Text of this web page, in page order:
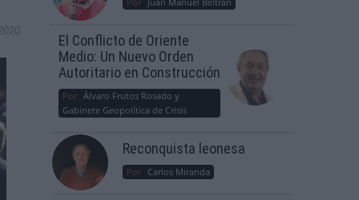
El Conflicto de Oriente
Medio: Un Nuevo Orden
Autoritario en Construcción
Por Álvaro Frutos Rosado y
Gabinete Geopolítica de Crisis
Reconquista leonesa
Por Carlos Miranda